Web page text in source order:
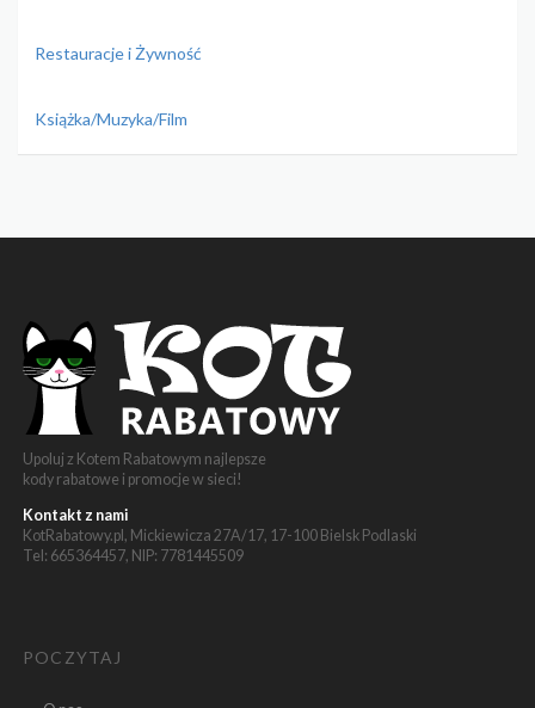
Restauracje i Żywność
Książka/Muzyka/Film
Upoluj z Kotem Rabatowym najlepsze
kody rabatowe i promocje w sieci!
Kontakt z nami
KotRabatowy.pl, Mickiewicza 27A/17, 17-100 Bielsk Podlaski
Tel: 665364457, NIP: 7781445509
POCZYTAJ